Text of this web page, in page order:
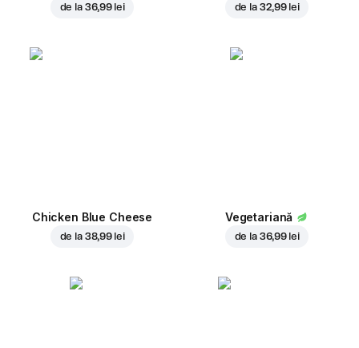
de la 36,99 lei de la 32,99 lei
Chicken Blue Cheese
de la 38,99 lei
Vegetariană
de la 36,99 lei